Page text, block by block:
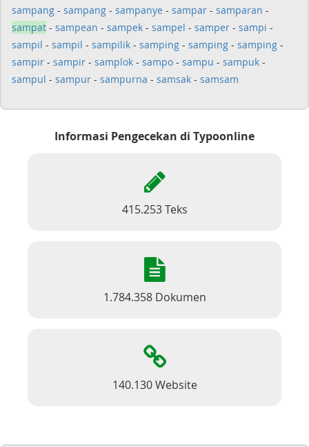
sampang - sampang - sampanye - sampar - samparan -
sampat - sampean - sampek - sampel - samper - sampi -
sampil - sampil - sampilik - samping - samping - samping -
sampir - sampir - samplok - sampo - sampu - sampuk -
sampul - sampur - sampurna - samsak - samsam
Informasi Pengecekan di Typoonline
415.253 Teks
1.784.358 Dokumen
140.130 Website